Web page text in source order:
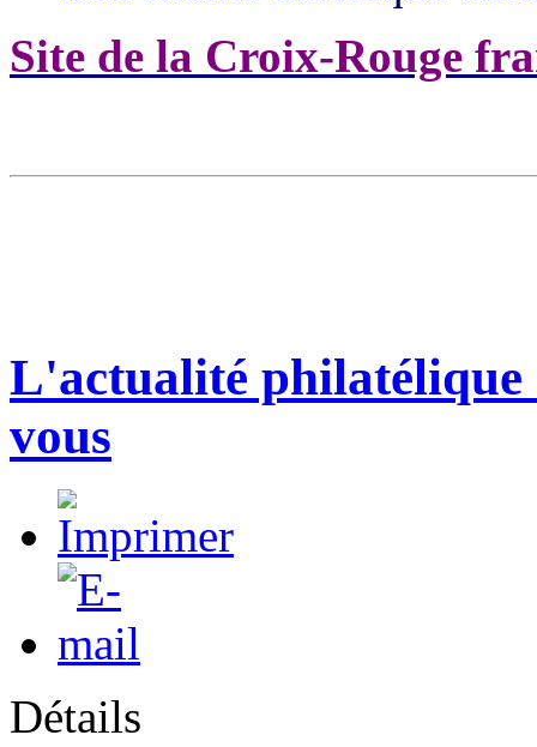
Site de la Croix-Rouge
L'actualité philatélique
vous
Détails